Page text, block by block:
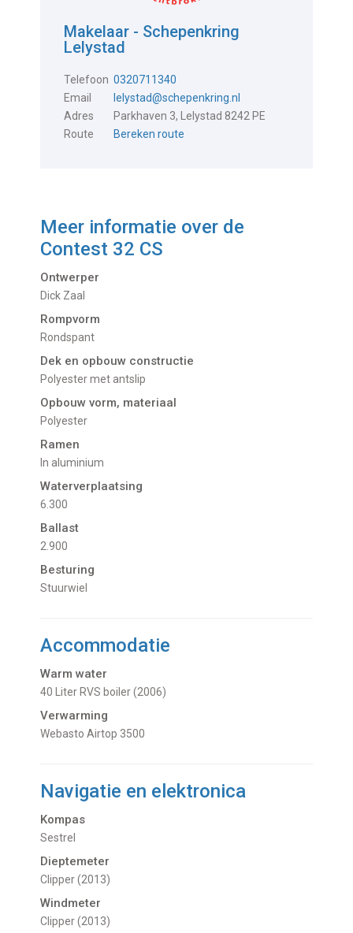
Makelaar - Schepenkring
Lelystad
Telefoon 0320711340
Email
lelystad@schepenkring.nl
Adres
Parkhaven 3, Lelystad 8242 PE
Route
Bereken route
Meer informatie over de
Contest 32 CS
Ontwerper
Dick Zaal
Rompvorm
Rondspant
Dek en opbouw constructie
Polyester met antslip
Opbouw vorm, materiaal
Polyester
Ramen
In aluminium
Waterverplaatsing
6.300
Ballast
2.900
Besturing
Stuurwiel
Accommodatie
Warm water
40 Liter RVS boiler (2006)
Verwarming
Webasto Airtop 3500
Navigatie en elektronica
Kompas
Sestrel
Dieptemeter
Clipper (2013)
Windmeter
Clipper (2013)